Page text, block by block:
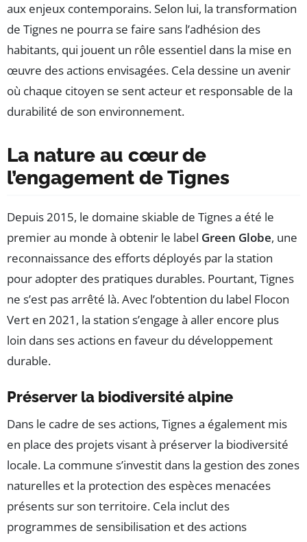
aux enjeux contemporains. Selon lui, la transformation
de Tignes ne pourra se faire sans l’adhésion des
habitants, qui jouent un rôle essentiel dans la mise en
œuvre des actions envisagées. Cela dessine un avenir
où chaque citoyen se sent acteur et responsable de la
durabilité de son environnement.
La nature au cœur de
l’engagement de Tignes
Depuis 2015, le domaine skiable de Tignes a été le
premier au monde à obtenir le label Green Globe, une
reconnaissance des efforts déployés par la station
pour adopter des pratiques durables. Pourtant, Tignes
ne s’est pas arrêté là. Avec l’obtention du label Flocon
Vert en 2021, la station s’engage à aller encore plus
loin dans ses actions en faveur du développement
durable.
Préserver la biodiversité alpine
Dans le cadre de ses actions, Tignes a également mis
en place des projets visant à préserver la biodiversité
locale. La commune s’investit dans la gestion des zones
naturelles et la protection des espèces menacées
présents sur son territoire. Cela inclut des
programmes de sensibilisation et des actions